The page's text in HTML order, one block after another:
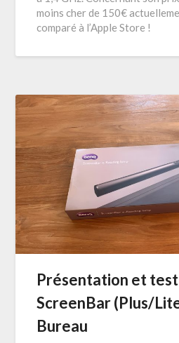
moins cher de 150€
comparé à l’Apple Store !
Présentation et
ScreenBar (Plus/
Bureau